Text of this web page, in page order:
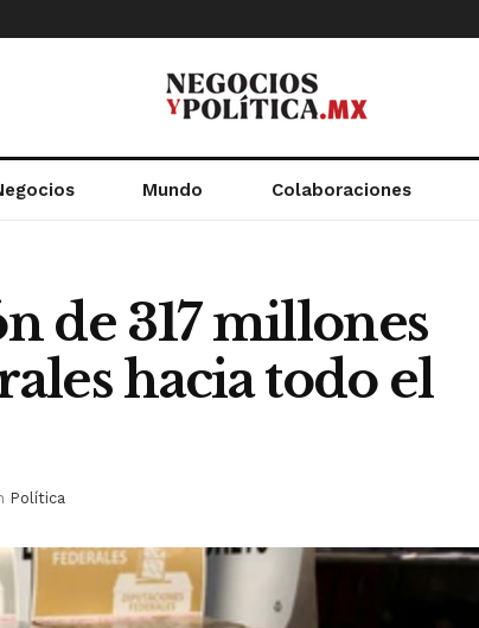
Mundo Colaboraciones
de 317 millones
hacia todo el
Política